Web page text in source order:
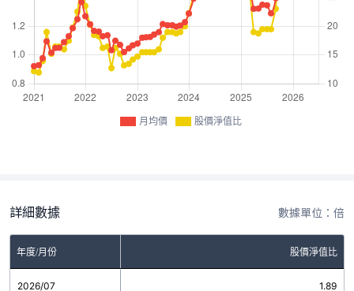
月均價 股價淨值比
詳細數據 數據單位：倍
年度/月份 股價淨值比
2026/07 1.89